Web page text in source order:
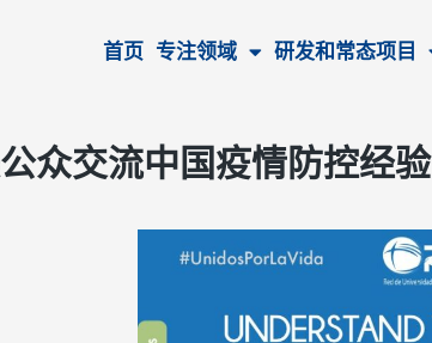
首页 专注领域 研发和常态项目
众交流中国疫情防控经验